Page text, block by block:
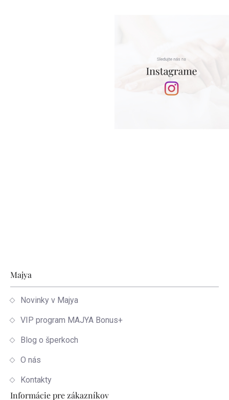
Zápätie
Majya
Novinky v Majya
VIP program MAJYA Bonus+
Blog o šperkoch
O nás
Kontakty
Informácie pre zákazníkov